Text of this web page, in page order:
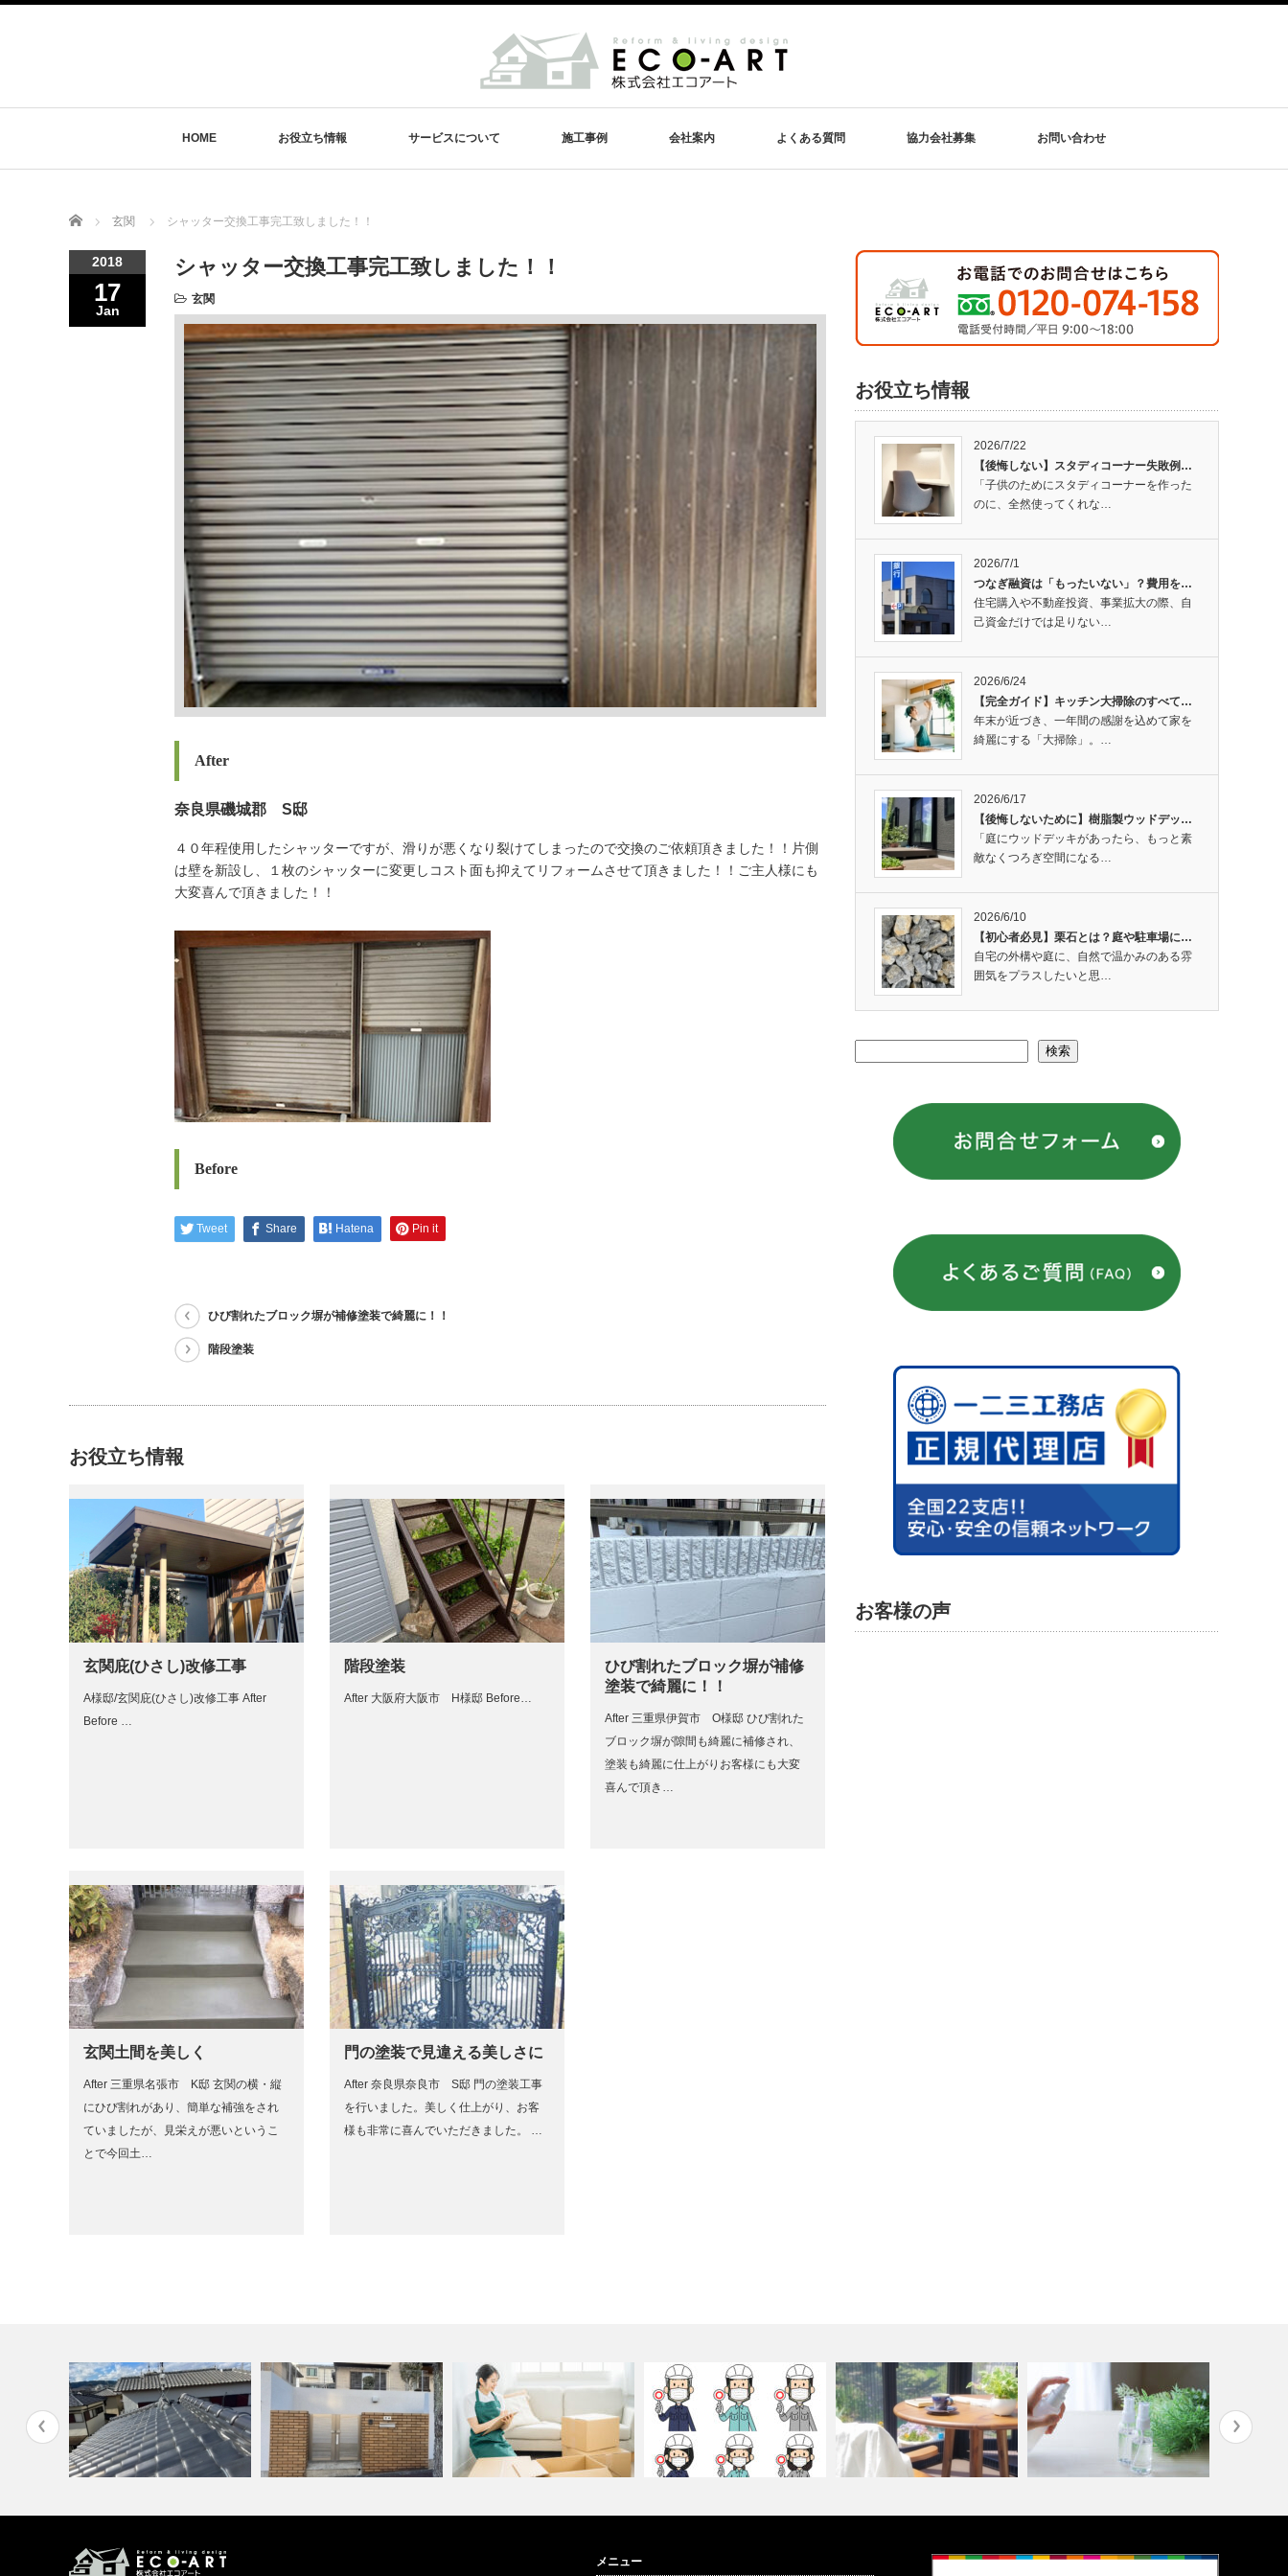
HOME お役立ち情報 サービスについて 施工事例 会社案内 よくある質問 協力会社募集 お問い合わせ
Home 玄関 シャッター交換工事完工致しました！！
2018
17
Jan
シャッター交換工事完工致しました！！
玄関
After
奈良県磯城郡 S邸
４０年程使用したシャッターですが、滑りが悪くなり裂けてしまったので交換のご依頼頂きました！！片側
は壁を新設し、１枚のシャッターに変更しコスト面も抑えてリフォームさせて頂きました！！ご主人様にも
大変喜んで頂きました！！
Before
Tweet Share Hatena Pin it
ひび割れたブロック塀が補修塗装で綺麗に！！
階段塗装
お役立ち情報
玄関庇(ひさし)改修工事
A様邸/玄関庇(ひさし)改修工事 After
Before …
階段塗装
After 大阪府大阪市 H様邸 Before…
ひび割れたブロック塀が補修
塗装で綺麗に！！
After 三重県伊賀市 O様邸 ひび割れた
ブロック塀が隙間も綺麗に補修され、
塗装も綺麗に仕上がりお客様にも大変
喜んで頂き…
玄関土間を美しく
After 三重県名張市 K邸 玄関の横・縦
にひび割れがあり、簡単な補強をされ
ていましたが、見栄えが悪いというこ
とで今回土…
門の塗装で見違える美しさに
After 奈良県奈良市 S邸 門の塗装工事
を行いました。美しく仕上がり、お客
様も非常に喜んでいただきました。 …
お役立ち情報
2026/7/22
【後悔しない】スタディコーナー失敗例…
「子供のためにスタディコーナーを作った
のに、全然使ってくれな…
2026/7/1
つなぎ融資は「もったいない」？費用を…
住宅購入や不動産投資、事業拡大の際、自
己資金だけでは足りない…
2026/6/24
【完全ガイド】キッチン大掃除のすべて…
年末が近づき、一年間の感謝を込めて家を
綺麗にする「大掃除」。…
2026/6/17
【後悔しないために】樹脂製ウッドデッ…
「庭にウッドデッキがあったら、もっと素
敵なくつろぎ空間になる…
2026/6/10
【初心者必見】栗石とは？庭や駐車場に…
自宅の外構や庭に、自然で温かみのある雰
囲気をプラスしたいと思…
検索
お客様の声
漆喰交換
メニュー